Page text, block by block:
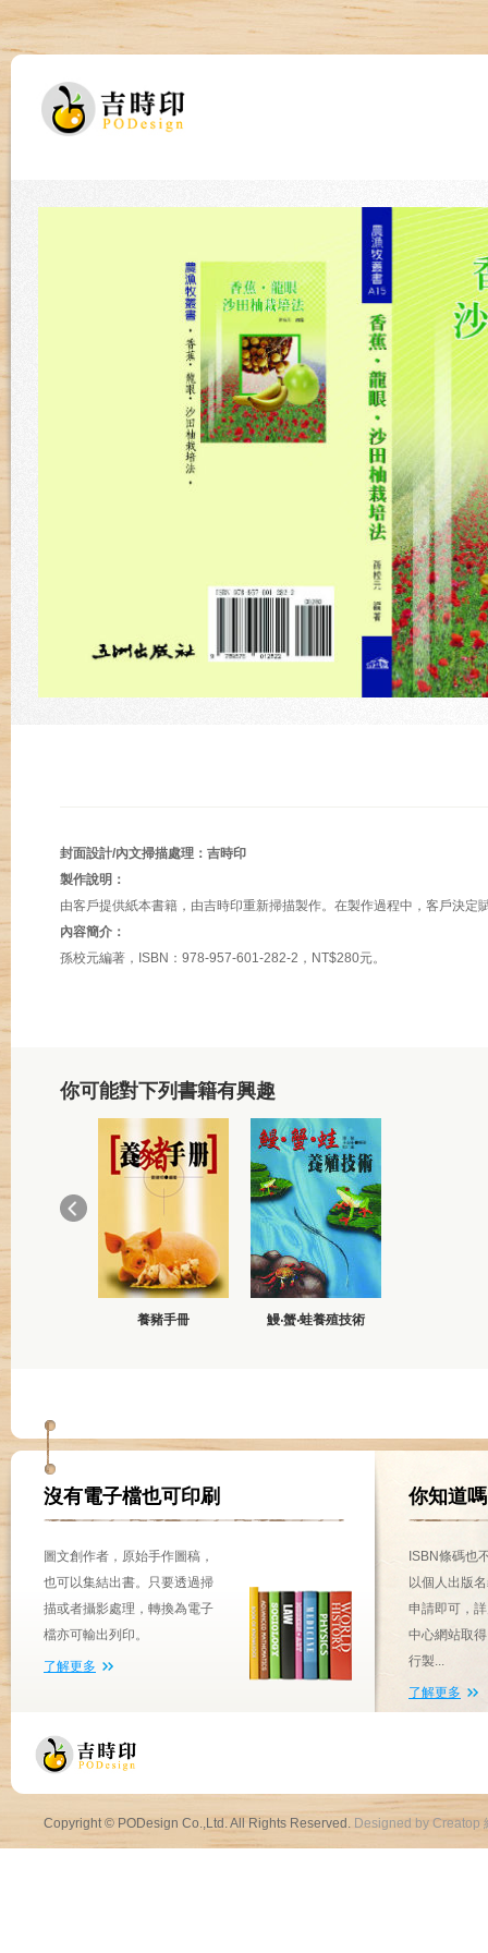
封面設計/內文掃描處理：吉時印
製作說明：
由客戶提供紙本書籍，由吉時印重新掃描製作。在製作過程中，客戶決
內容簡介：
孫校元編著，ISBN：978-957-601-282-2，NT$280元。
你可能對下列書籍有興趣
養豬手冊 鰻‧蟹‧蛙養殖技術
沒有電子檔也可印刷
圖文創作者，原始手作圖稿，
也可以集結出書。只要透過掃
描或者攝影處理，轉換為電子
檔亦可輸出列印。
了解更多
你知道
ISBN條碼也
以個人出版
申請即可，
中心網站取
行製...
了解更多
Copyright © PODesign Co.,Ltd. All Rights Reserved. Designed by Creatop